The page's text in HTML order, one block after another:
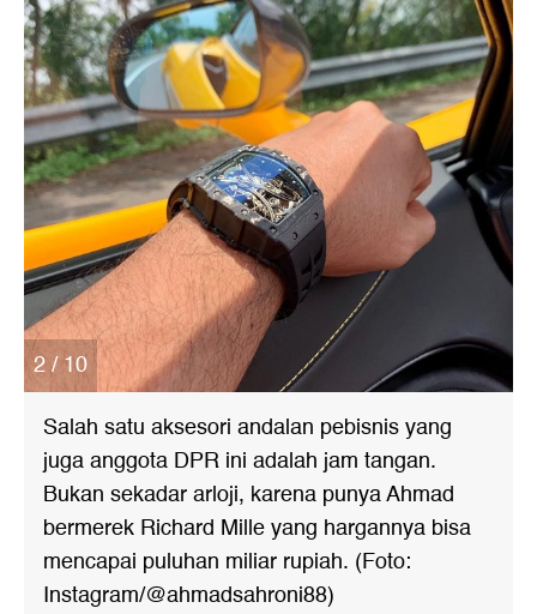
2 / 10
Salah satu aksesori andalan pebisnis yang
juga anggota DPR ini adalah jam tangan.
Bukan sekadar arloji, karena punya Ahmad
bermerek Richard Mille yang hargannya bisa
mencapai puluhan miliar rupiah. (Foto:
Instagram/@ahmadsahroni88)